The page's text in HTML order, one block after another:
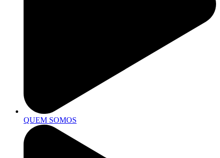
QUEM SOMOS